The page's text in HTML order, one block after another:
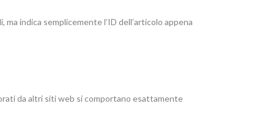
indica semplicemente l’ID dell’articolo appena
da altri siti web si comportano esattamente